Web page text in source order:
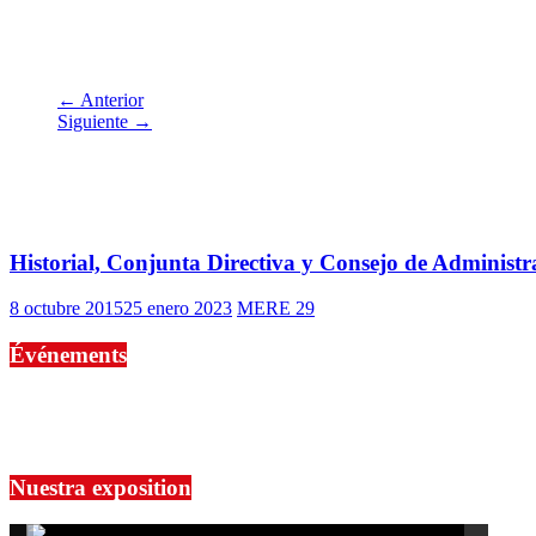
← Anterior
Siguiente →
Historial, Conjunta Directiva y Consejo de
8 octubre 201525 enero 2023 MERE 29
Événements
Nuestra exposition